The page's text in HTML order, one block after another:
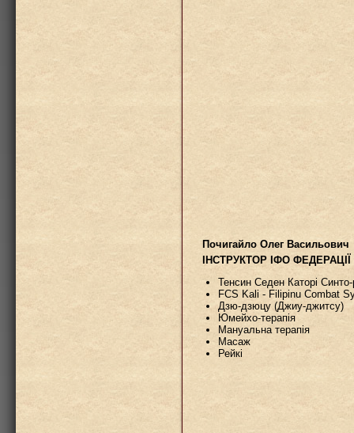
Почигайло Олег Васильович
ІНСТРУКТОР ІФО
Тенсин Седен Каторі
FCS Kali - Filipinu Combat
Дзю-дзюцу (Джиу-джитсу)
Юмейхо-терапія
Мануальна терапія
Масаж
Рейкі